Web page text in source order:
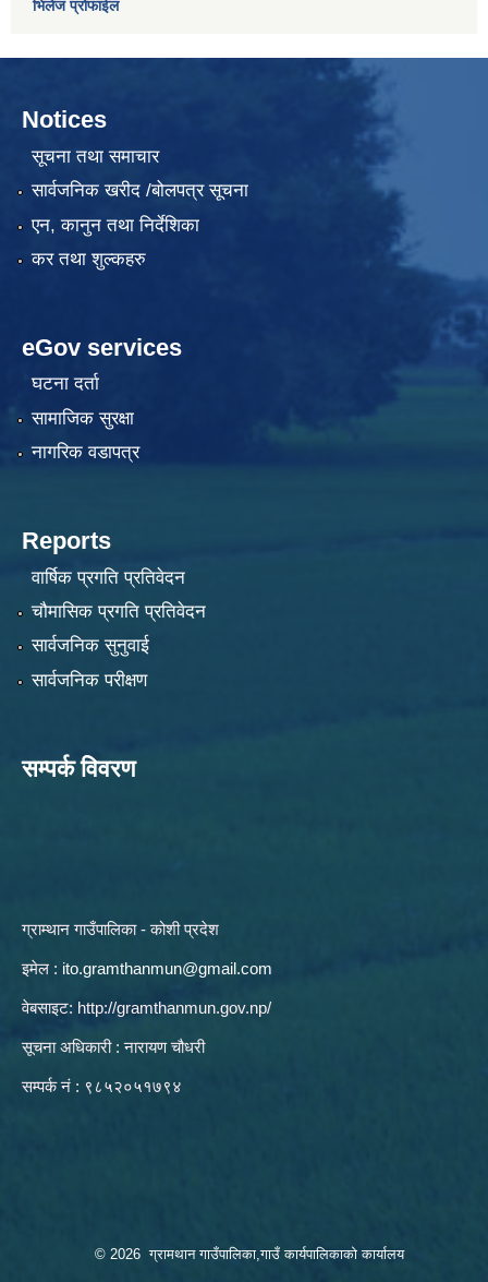
भिलेज प्रोफाईल
Notices
सूचना तथा समाचार
सार्वजनिक खरीद /बोलपत्र सूचना
एन, कानुन तथा निर्देशिका
कर तथा शुल्कहरु
eGov services
घटना दर्ता
सामाजिक सुरक्षा
नागरिक वडापत्र
Reports
वार्षिक प्रगति प्रतिवेदन
चौमासिक प्रगति प्रतिवेदन
सार्वजनिक सुनुवाई
सार्वजनिक परीक्षण
सम्पर्क विवरण
ग्राम्थान गाउँपालिका - कोशी प्रदेश
इमेल : ito.gramthanmun@gmail.com
वेबसाइट: http://gramthanmun.gov.np/
सूचना अधिकारी : नारायण चौधरी
सम्पर्क नं : ९८५२०५१७९४
© 2026 ग्रामथान गाउँपालिका,गाउँ कार्यपालिकाको कार्यालय